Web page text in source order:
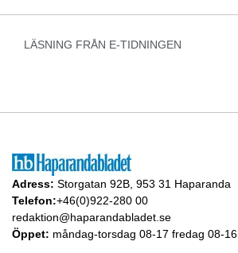
LÄSNING FRÅN E-TIDNINGEN
Adress: Storgatan 92B, 953 31 Haparanda
Telefon:+46(0)922-280 00
redaktion@haparandabladet.se
Öppet: måndag-torsdag 08-17 fredag 08-16